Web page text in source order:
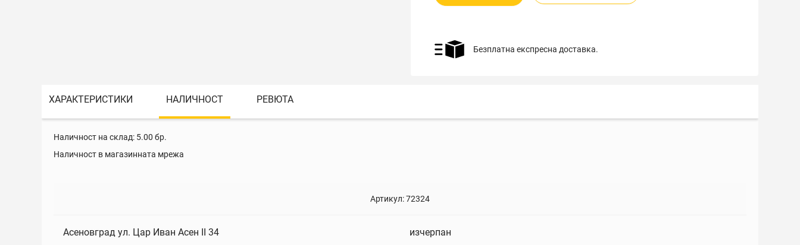
Безплатна експресна доставка.
ХАРАКТЕРИСТИКИ НАЛИЧНОСТ РЕВЮТА
Наличност на склад: 5.00 бр.
Наличност в магазинната мрежа
Артикул:72324
Асеновград ул. Цар Иван Асен II 34 изчерпан